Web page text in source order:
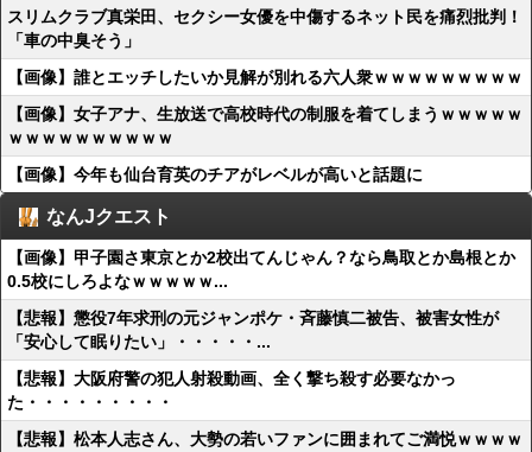
スリムクラブ真栄田、セクシー女優を中傷するネット民を痛烈批判！
「車の中臭そう」
【画像】誰とエッチしたいか見解が別れる六人衆ｗｗｗｗｗｗｗｗｗ
【画像】女子アナ、生放送で高校時代の制服を着てしまうｗｗｗｗｗ
ｗｗｗｗｗｗｗｗｗｗ
【画像】今年も仙台育英のチアがレベルが高いと話題に
なんJクエスト
【画像】甲子園さ東京とか2校出てんじゃん？なら鳥取とか島根とか
0.5校にしろよなｗｗｗｗｗ...
【悲報】懲役7年求刑の元ジャンポケ・斉藤慎二被告、被害女性が
「安心して眠りたい」・・・・・...
【悲報】大阪府警の犯人射殺動画、全く撃ち殺す必要なかっ
た・・・・・・・・・
【悲報】松本人志さん、大勢の若いファンに囲まれてご満悦ｗｗｗｗ